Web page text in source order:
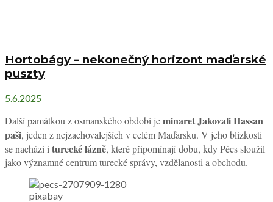
Hortobágy – nekonečný horizont maďarské
puszty
5.6.2025
Další památkou z osmanského období jeminaret Jakovali Hassan
paši, jeden z nejzachovalejších v celém Maďarsku. V jeho blízkosti
se nachází i turecké lázně, které připomínají dobu, kdy Pécs sloužil
jako významné centrum turecké správy, vzdělanosti a obchodu.
pixabay